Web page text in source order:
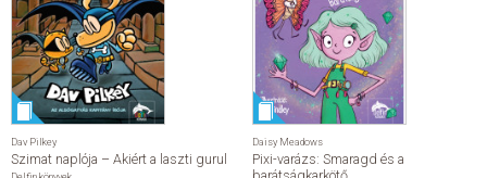
Dav Pilkey
Szimat naplója – Akiért a laszti gurul
Daisy Meadows
Pixi-varázs: Smaragd és a